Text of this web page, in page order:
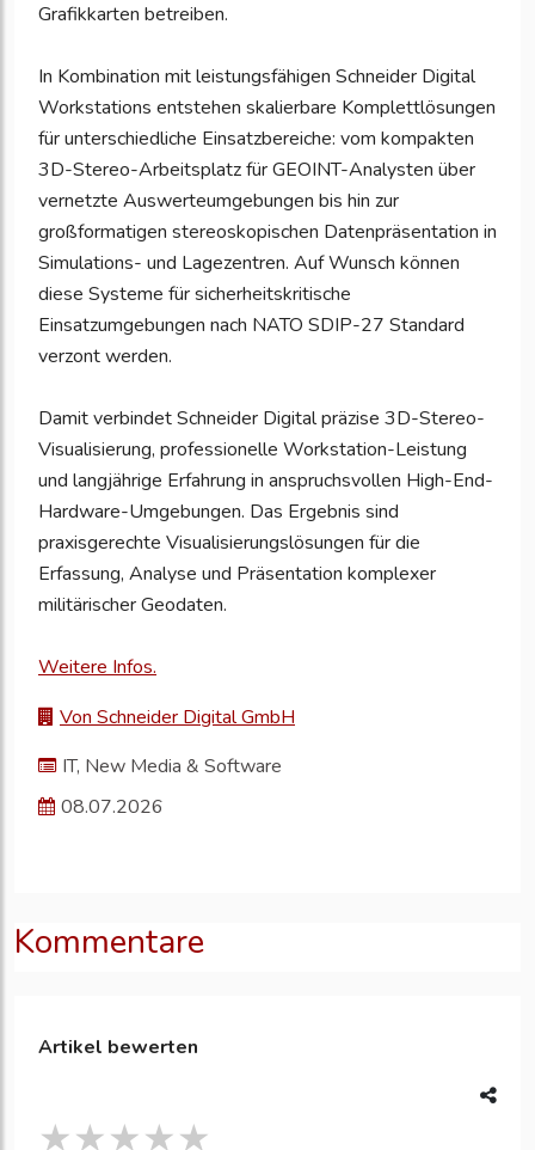
Grafikkarten betreiben.
In Kombination mit leistungsfähigen Schneider Digital
Workstations entstehen skalierbare Komplettlösungen
für unterschiedliche Einsatzbereiche: vom kompakten
3D-Stereo-Arbeitsplatz für GEOINT-Analysten über
vernetzte Auswerteumgebungen bis hin zur
großformatigen stereoskopischen Datenpräsentation in
Simulations- und Lagezentren. Auf Wunsch können
diese Systeme für sicherheitskritische
Einsatzumgebungen nach NATO SDIP-27 Standard
verzont werden.
Damit verbindet Schneider Digital präzise 3D-Stereo-
Visualisierung, professionelle Workstation-Leistung
und langjährige Erfahrung in anspruchsvollen High-End-
Hardware-Umgebungen. Das Ergebnis sind
praxisgerechte Visualisierungslösungen für die
Erfassung, Analyse und Präsentation komplexer
militärischer Geodaten.
Weitere Infos.
Von Schneider Digital GmbH
IT, New Media & Software
08.07.2026
Kommentare
Artikel bewerten